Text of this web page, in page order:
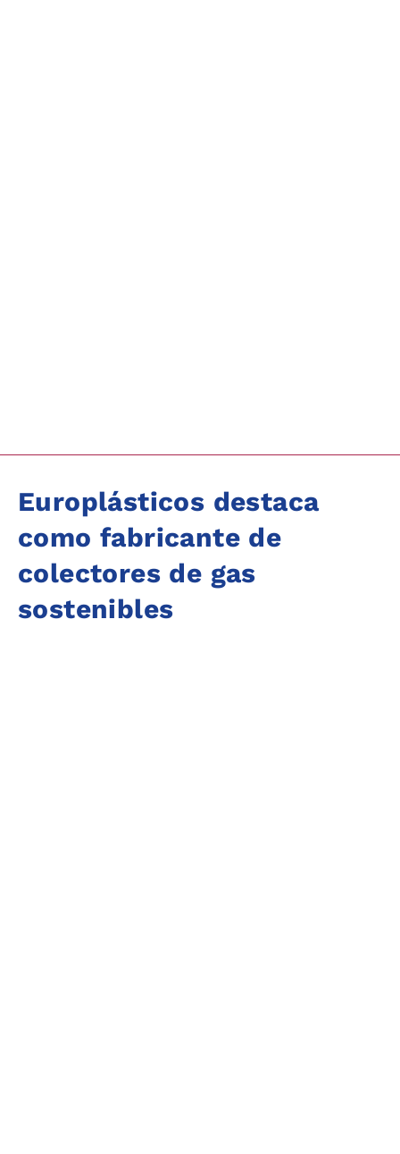
Europlásticos destaca
como fabricante de
colectores de gas
sostenibles